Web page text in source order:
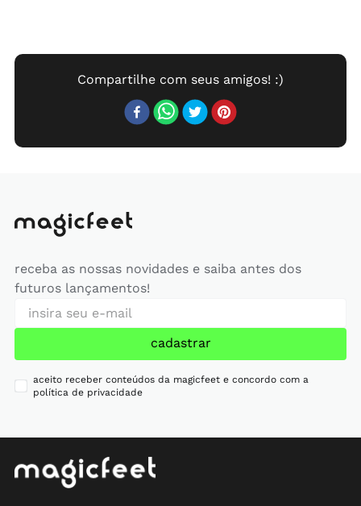
receba as nossas novidades e saiba antes dos
futuros lançamentos!
cadastrar
aceito receber conteúdos da magicfeet e concordo com a
política de privacidade